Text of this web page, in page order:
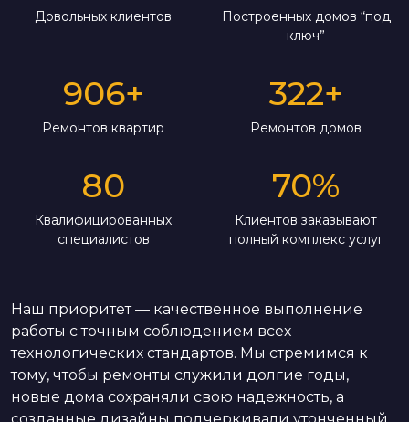
Довольных клиентов
Построенных домов “под
ключ”
906+
Ремонтов квартир
322+
Ремонтов домов
80
Квалифицированных
специалистов
70%
Клиентов заказывают
полный комплекс услуг
Наш приоритет — качественное выполнение
работы с точным соблюдением всех
технологических стандартов. Мы стремимся к
тому, чтобы ремонты служили долгие годы,
новые дома сохраняли свою надежность, а